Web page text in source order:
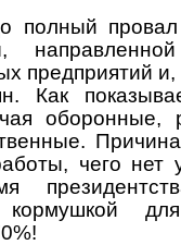
полный провал
предприятий
Как
оборонные,
чего нет
кормушкой